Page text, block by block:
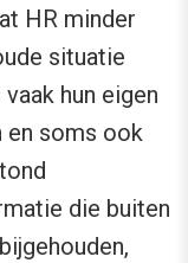
HR minder
situatie
hun eigen
en soms ook
die buiten